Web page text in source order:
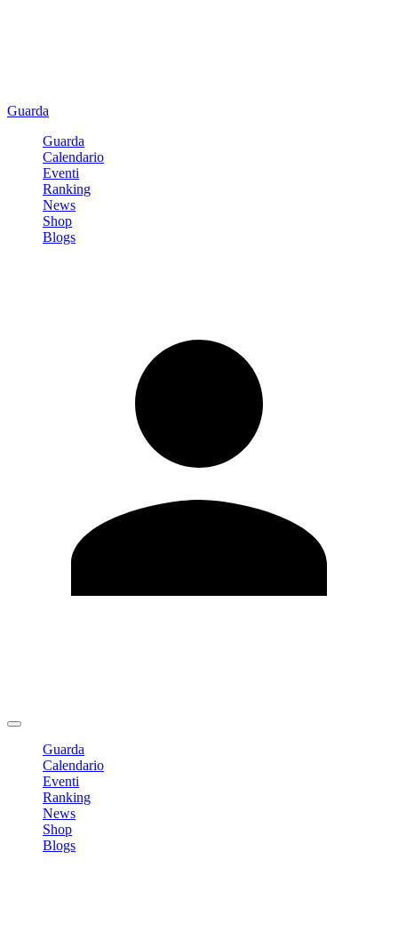
Guarda
Guarda
Calendario
Eventi
Ranking
News
Shop
Blogs
Guarda
Calendario
Eventi
Ranking
News
Shop
Blogs